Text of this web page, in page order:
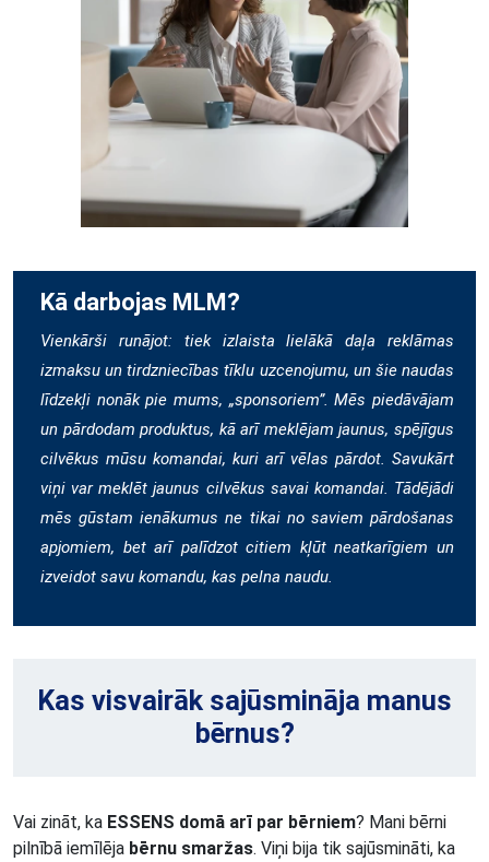
Kā darbojas MLM?
Vienkārši runājot: tiek izlaista lielākā daļa reklāmas
izmaksu un tirdzniecības tīklu uzcenojumu, un šie naudas
līdzekļi nonāk pie mums, „sponsoriem”. Mēs piedāvājam
un pārdodam produktus, kā arī meklējam jaunus, spējīgus
cilvēkus mūsu komandai, kuri arī vēlas pārdot. Savukārt
viņi var meklēt jaunus cilvēkus savai komandai. Tādējādi
mēs gūstam ienākumus ne tikai no saviem pārdošanas
apjomiem, bet arī palīdzot citiem kļūt neatkarīgiem un
izveidot savu komandu, kas pelna naudu.
Kas visvairāk sajūsmināja manus
bērnus?
Vai zināt, ka ESSENS domā arī par bērniem? Mani bērni
pilnībā iemīlēja bērnu smaržas. Viņi bija tik sajūsmināti, ka